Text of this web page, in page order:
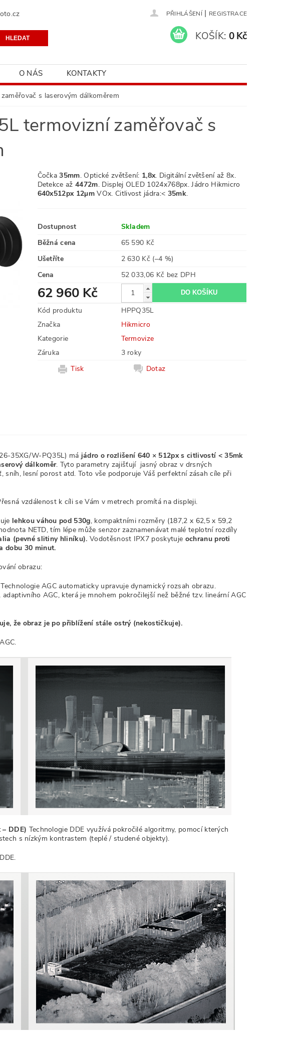
PŘIHLÁŠENÍ | REGISTRACE
KOŠÍK: 0 Kč
O NÁS
KONTAKTY
s laserovým dálkoměrem
termovizní zaměřovač s
Čočka35mm. Optické zvětšení: 1,8x. Digitální zvětšení až 8x.
Detekce až4472m. Displej OLED 1024x768px. Jádro Hikmicro
640x512px 12µm VOx. Citlivost jádra:< 35mk.
Dostupnost
Skladem
Běžná cena
65 590 Kč
Ušetříte
2 630 Kč (–4 %)
Cena
52 033,06 Kč bez DPH
62 960 Kč
Kód produktu
HPPQ35L
Značka
Hikmicro
Kategorie
Termovize
Záruka
3 roky
Tisk
Dotaz
35XG/W-PQ35L) má jádro o rozlišení 640 × 512px s citlivostí < 35mk
dálkoměr. Tyto parametry zajišťují jasný obraz v drsných
sníh, lesní porost atd. Toto vše podporuje Váš perfektní zásah cíle při
vzdálenost k cíli se Vám v metrech promítá na displeji.
lehkou váhou pod 530g, kompaktními rozměry (187,2 x 62,5 x 59,2
NETD, tím lépe může senzor zaznamenávat malé teplotní rozdíly
(pevné slitiny hliníku). Vodotěsnost IPX7 poskytuje ochranu proti
dobu 30 minut.
obrazu:
AGC automaticky upravuje dynamický rozsah obrazu.
AGC, která je mnohem pokročilejší než běžné tzv. lineární AGC
že obraz je po přiblížení stále ostrý (nekostičkuje).
DDE) Technologie DDE využívá pokročilé algoritmy, pomocí kterých
s nízkým kontrastem (teplé / studené objekty).